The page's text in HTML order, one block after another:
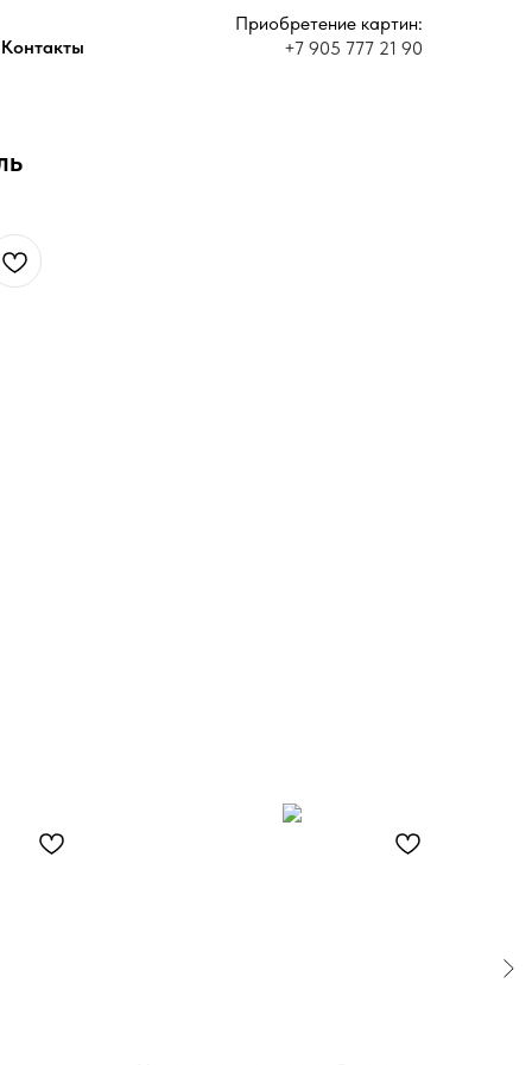
Контакты
Приобретение картин:
+7 905 777 21 90